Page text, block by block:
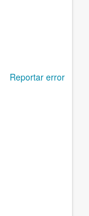
Reportar error